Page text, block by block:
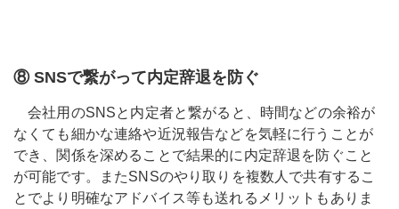
⑧ SNSで繋がって内定辞退を防ぐ
会社用のSNSと内定者と繋がると、時間などの余裕が
なくても細かな連絡や近況報告などを気軽に行うことが
でき、関係を深めることで結果的に内定辞退を防ぐこと
が可能です。またSNSのやり取りを複数人で共有するこ
とでより明確なアドバイス等も送れるメリットもありま